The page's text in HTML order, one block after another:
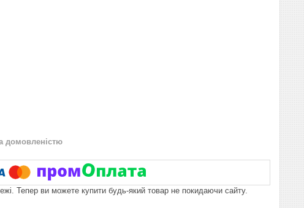
домовленістю
Тепер ви можете купити будь-який товар не покидаючи сайту.